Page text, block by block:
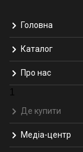
Головна
Каталог
Про нас
1
Де купити
Медіа-центр